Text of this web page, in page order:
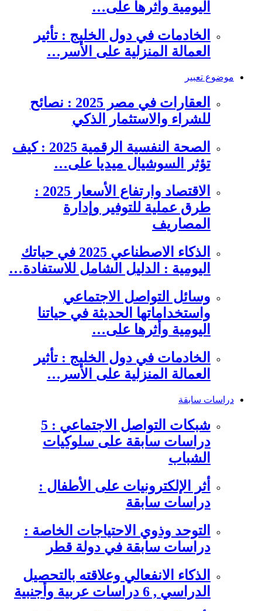
اليومية وأثرها على…
الخادمات في دول الخليج : تأثير
العمالة المنزلية على الأسر…
موضوع تعبير
العقارات في مصر 2025 : نصائح
للشراء والاستثمار الذكي
الصحة النفسية الرقمية 2025 : كيف
تؤثر السوشيال ميديا على…
الاقتصاد وارتفاع الأسعار 2025 :
طرق عملية للتوفير وإدارة
المصاريف
الذكاء الاصطناعي 2025 في حياتك
اليومية : الدليل الشامل للاستفادة…
وسائل التواصل الاجتماعي
واستخداماتها الحديثة في حياتنا
اليومية وأثرها على…
الخادمات في دول الخليج : تأثير
العمالة المنزلية على الأسر…
دراسات سابقة
شبكات التواصل الاجتماعي : 5
دراسات سابقة على سلوكيات
الشباب
أثر الإلكترونيات على الأطفال :
دراسات سابقة
التوحد وذوي الاحتياجات الخاصة :
دراسات سابقة في دولة قطر
الذكاء الانفعالي وعلاقته بالتحصيل
الدراسي , 6 دراسات عربية وأجنبية